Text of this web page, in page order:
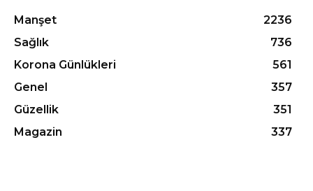
Manşet
2236
Sağlık
736
Korona Günlükleri
561
Genel
357
Güzellik
351
Magazin
337